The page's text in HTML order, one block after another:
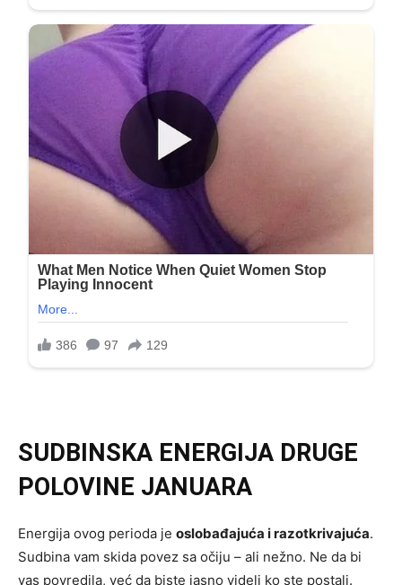
SUDBINSKA ENERGIJA DRUGE
POLOVINE JANUARA
Energija ovog perioda je oslobađajuća i razotkrivajuća.
Sudbina vam skida povez sa očiju – ali nežno. Ne da bi
vas povredila, već da biste jasno videli ko ste postali.